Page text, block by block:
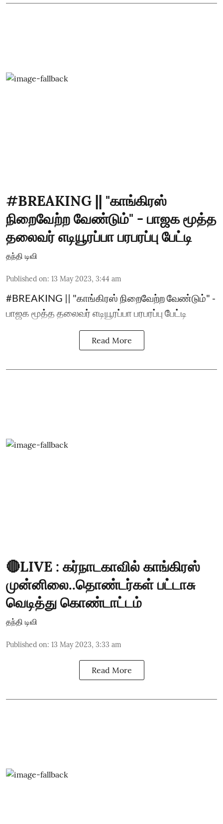
#BREAKING || "காங்கிரஸ்
நிறைவேற்ற வேண்டும்" - பாஜக மூத்த
தலைவர் எடியூரப்பா பரபரப்பு பேட்டி
தந்தி டிவி
Published on: 13 May 2023, 3:44 am
#BREAKING || "காங்கிரஸ் நிறைவேற்ற வேண்டும்" -
பாஜக மூத்த தலைவர் எடியூரப்பா பரபரப்பு பேட்டி
Read More
🔴LIVE : கர்நாடகாவில் காங்கிரஸ்
முன்னிலை..தொண்டர்கள் பட்டாசு
வெடித்து கொண்டாட்டம்
தந்தி டிவி
Published on: 13 May 2023, 3:33 am
Read More